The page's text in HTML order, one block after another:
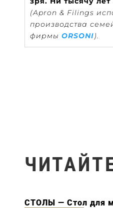
(Apron & Filings
производства
фирмы ORSONI).
СТОЛЫ — Стол для